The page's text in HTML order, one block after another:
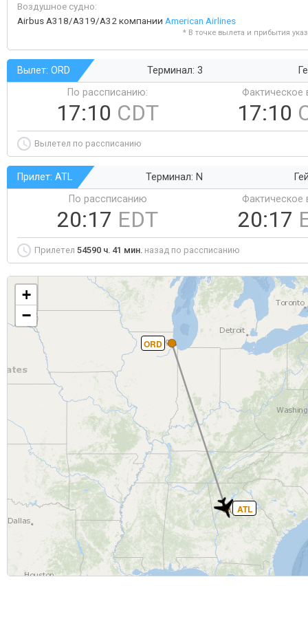
Воздушное судно:
Airbus A318/A319/A32 компании American Airlines
* В точке вылета и прибытия
Вылет: ORD Терминал: 3
По рассписанию:
17:10 CDT
Фактическое
17:10
Вылетел по рассписанию
Прилет: ATL Терминал: N
По рассписанию
20:17 EDT
Фактическое
20:17
Прилетел 54590 ч. 41 мин. назад по рассписанию
ORD
ATL
+
−